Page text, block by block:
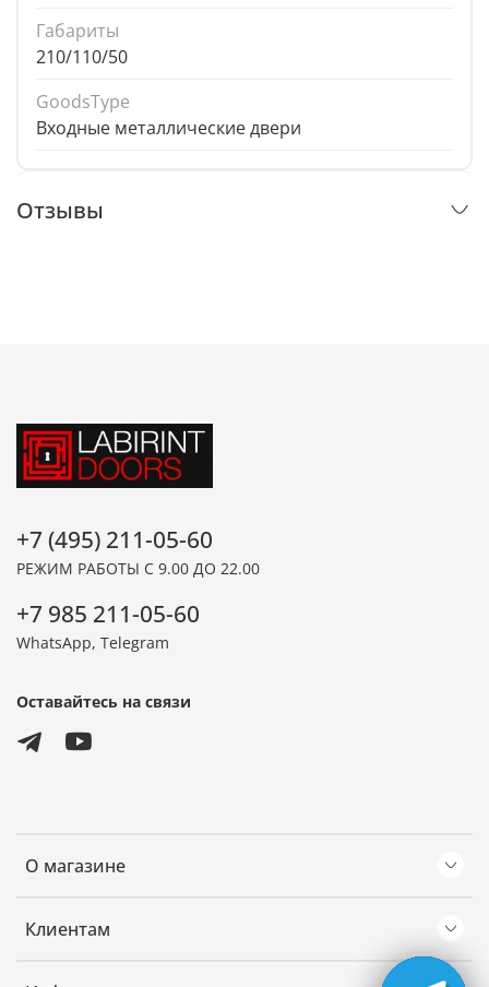
Габариты
210/110/50
GoodsType
Входные металлические двери
Отзывы
О магазине
Клиентам
+7 (495) 211-05-60
РЕЖИМ РАБОТЫ С 9.00 ДО 22.00
+7 985 211-05-60
WhatsApp, Telegram
Оставайтесь на связи